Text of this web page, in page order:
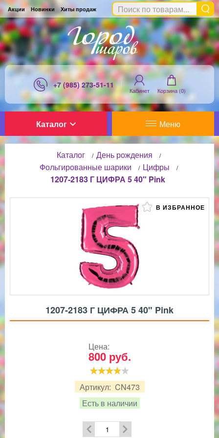
Акции Новинки Хиты продаж
+7 (985) 273-51-11
Кабинет Корзина (0)
Каталог Меню
Каталог / День рождения /
Фольгированные шарики / Цифры /
1207-2183 Г ЦИФРА 5 40" Pink
В ИЗБРАННОЕ
1207-2183 Г ЦИФРА 5 40" Pink
Артикул: CN473
Есть в наличии
Цена:
800 руб.